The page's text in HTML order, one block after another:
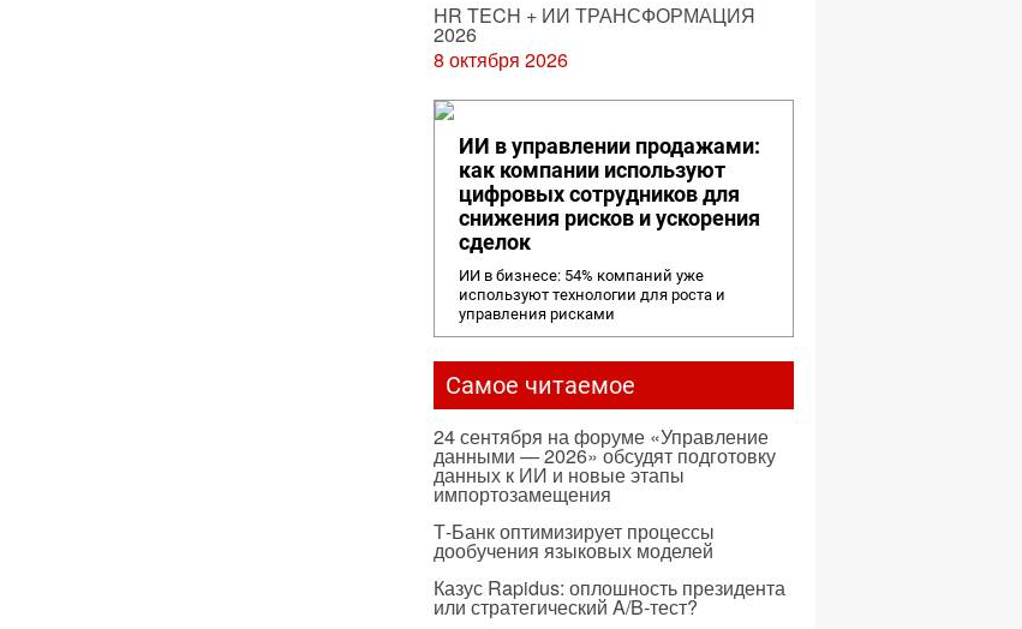
HR TECH + ИИ ТРАНСФОРМАЦИЯ
2026
8 октября 2026
ИИ в управлении продажами:
как компании используют
цифровых сотрудников для
снижения рисков и ускорения
сделок
ИИ в бизнесе: 54% компаний уже
используют технологии для роста и
управления рисками
Самое читаемое
24 сентября на форуме «Управление
данными — 2026» обсудят подготовку
данных к ИИ и новые этапы
импортозамещения
Т-Банк оптимизирует процессы
дообучения языковых моделей
Казус Rapidus: оплошность президента
или стратегический A/B-тест?